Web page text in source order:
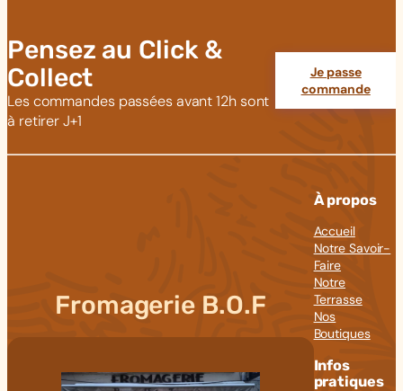
Pensez au Click &
Collect
Les commandes passées avant 12h sont
à retirer J+1
Je passe
commande
Fromagerie B.O.F
À propos
Accueil
Notre Savoir-
Faire
Notre
Terrasse
Nos
Boutiques
Infos
pratiques